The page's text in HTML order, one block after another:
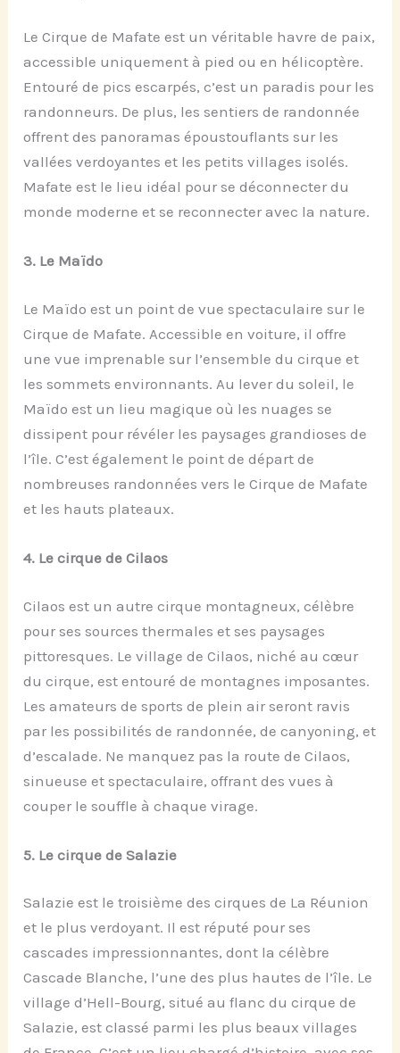
Le Cirque de Mafate est un véritable havre de paix,
accessible uniquement à pied ou en hélicoptère.
Entouré de pics escarpés, c’est un paradis pour les
randonneurs. De plus, les sentiers de randonnée
offrent des panoramas époustouflants sur les
vallées verdoyantes et les petits villages isolés.
Mafate est le lieu idéal pour se déconnecter du
monde moderne et se reconnecter avec la nature.
3. Le Maïdo
Le Maïdo est un point de vue spectaculaire sur le
Cirque de Mafate. Accessible en voiture, il offre
une vue imprenable sur l’ensemble du cirque et
les sommets environnants. Au lever du soleil, le
Maïdo est un lieu magique où les nuages se
dissipent pour révéler les paysages grandioses de
l’île. C’est également le point de départ de
nombreuses randonnées vers le Cirque de Mafate
et les hauts plateaux.
4. Lecirque de Cilaos
Cilaos est un autre cirque montagneux, célèbre
pour ses sources thermales et ses paysages
pittoresques. Le village de Cilaos, niché au cœur
du cirque, est entouré de montagnes imposantes.
Les amateurs de sports de plein air seront ravis
par les possibilités de randonnée, de canyoning, et
d’escalade. Ne manquez pas la route de Cilaos,
sinueuse et spectaculaire, offrant des vues à
couper le souffle à chaque virage.
5. Lecirque de Salazie
Salazie est le troisième des cirques de La Réunion
et le plus verdoyant. Il est réputé pour ses
cascades impressionnantes, dont la célèbre
Cascade Blanche, l’une des plus hautes de l’île. Le
village d’Hell-Bourg, situé au flanc du cirque de
Salazie, est classé parmi les plus beaux villages